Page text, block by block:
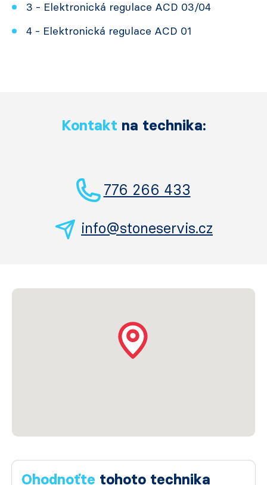
3 - Elektronická regulace ACD 03/04
4 - Elektronická regulace ACD 01
Kontakt na technika:
776 266 433
info@stoneservis.cz
Ohodnoťte tohoto technika